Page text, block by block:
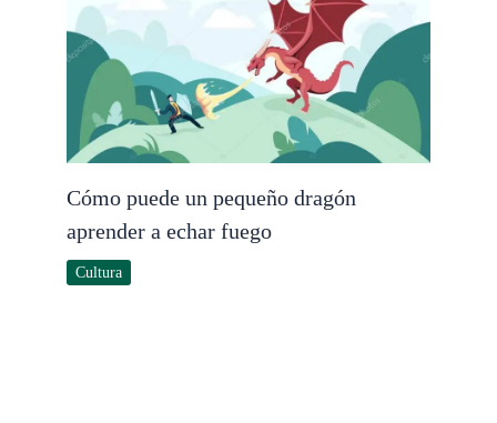
Cómo puede un pequeño dragón
aprender a echar fuego
Cultura